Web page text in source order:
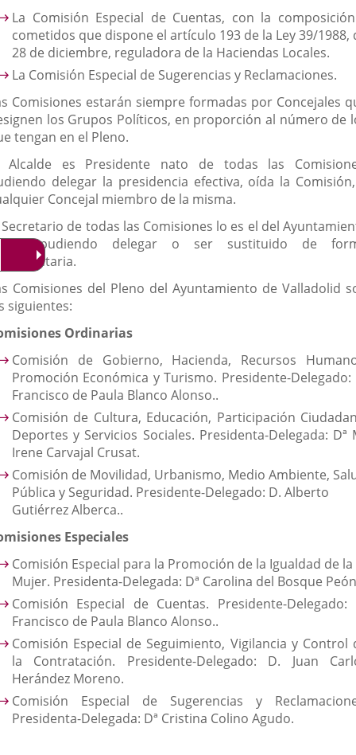
La Comisión Especial de Cuentas, con la
cometidos que dispone el artículo 193 de la Ley 39/1988,
28 de diciembre, reguladora de la Haciendas Locales.
La Comisión Especial de Sugerencias y Reclamaciones.
Comisiones estarán siempre formadas por Concejales
los Grupos Políticos, en proporción al número de
tengan en el Pleno.
Alcalde es Presidente nato de todas las
delegar la presidencia efectiva, oída la
Concejal miembro de la misma.
Secretario de todas las Comisiones lo es el del
pudiendo delegar o ser sustituido de
Comisiones del Pleno del Ayuntamiento de Valladolid
siguientes:
Ordinarias
Comisión de Gobierno, Hacienda, Recursos
Promoción Económica y Turismo. Presidente-Delegado:
Francisco de Paula Blanco Alonso..
Comisión de Cultura, Educación, Participación
Deportes y Servicios Sociales. Presidenta-Delegada: Dª
Irene Carvajal Crusat.
Comisión de Movilidad, Urbanismo, Medio Ambiente,
Pública y Seguridad. Presidente-Delegado: D. Alberto
Gutiérrez Alberca..
Especiales
Comisión Especial para la Promoción de la Igualdad de la
Mujer. Presidenta-Delegada: Dª Carolina del Bosque
Comisión Especial de Cuentas. Presidente-Delegado:
Francisco de Paula Blanco Alonso..
Comisión Especial de Seguimiento, Vigilancia y Control
la Contratación. Presidente-Delegado: D. Juan
Herández Moreno.
Comisión Especial de Sugerencias y
Presidenta-Delegada: Dª Cristina Colino Agudo.